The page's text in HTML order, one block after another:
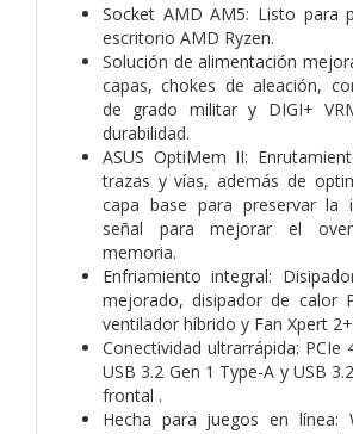
Socket AMD AM5: Listo para
escritorio AMD Ryzen.
Solución de alimentación
capas, chokes de aleación,
de grado militar y DIGI+
durabilidad.
ASUS OptiMem II:
trazas y vías, además de
capa base para preservar la
señal para mejorar el
memoria.
Enfriamiento integral:
mejorado, disipador de calor
ventilador híbrido y Fan Xpert
Conectividad ultrarrápida: PCIe
USB 3.2 Gen 1 Type-A y USB
frontal .
Hecha para juegos en línea: